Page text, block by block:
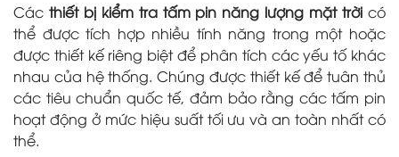
Các thiết bị kiểm tra tấm pin năng lượng mặt trời có
thể được tích hợp nhiều tính năng trong một hoặc
được thiết kế riêng biệt để phân tích các yếu tố khác
nhau của hệ thống. Chúng được thiết kế để tuân thủ
các tiêu chuẩn quốc tế, đảm bảo rằng các tấm pin
hoạt động ở mức hiệu suất tối ưu và an toàn nhất có
thể.